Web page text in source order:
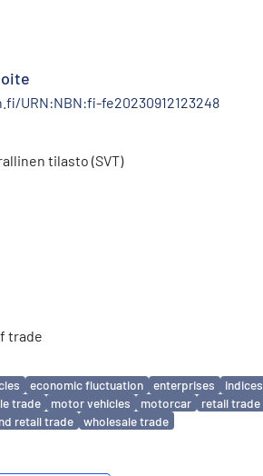
URN:NBN:fi-fe20230912123248
tilasto (SVT)
trade
economic fluctuation enterprises indices
trade
motor vehicles motorcar retail trade
retail trade
wholesale trade